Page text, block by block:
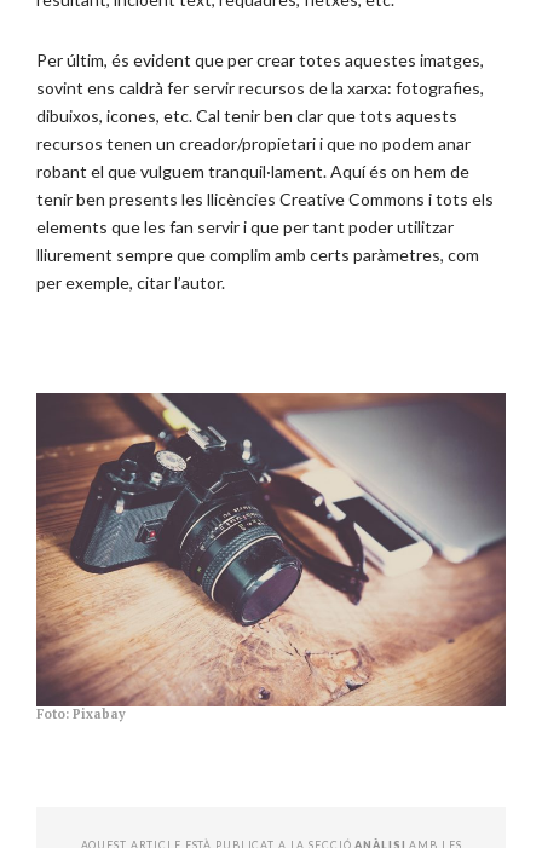
Per últim, és evident que per crear totes aquestes imatges,
sovint ens caldrà fer servir recursos de la xarxa: fotografies,
dibuixos, icones, etc. Cal tenir ben clar que tots aquests
recursos tenen un creador/propietari i que no podem anar
robant el que vulguem tranquil·lament. Aquí és on hem de
tenir ben presents les llicències Creative Commons i tots els
elements que les fan servir i que per tant poder utilitzar
lliurement sempre que complim amb certs paràmetres, com
per exemple, citar l’autor.
Foto: Pixabay
AQUEST ARTICLE ESTÀ PUBLICAT A LA SECCIÓANÀLISI AMB LES